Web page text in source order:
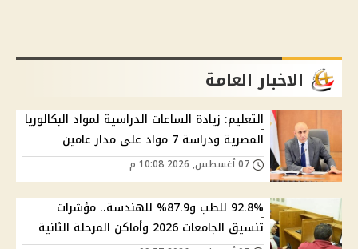
الاخبار العامة
التعليم: زيادة الساعات الدراسية لمواد البكالوريا
المصرية ودراسة 7 مواد على مدار عامين
92.8% للطب و87.9% للهندسة.. مؤشرات
تنسيق الجامعات 2026 وأماكن المرحلة الثانية